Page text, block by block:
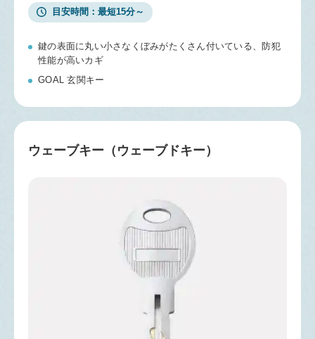
目安時間 最短15分～
鍵の表面に丸い小さなくぼみがたくさん付いている、防犯
性能が高いカギ
GOAL 玄関キー
ウェーブキー（ウェーブドキー）